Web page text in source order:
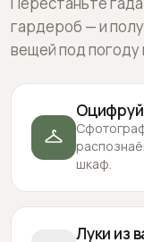
гардероб — и
вещей под погоду
шкаф.
Луки из